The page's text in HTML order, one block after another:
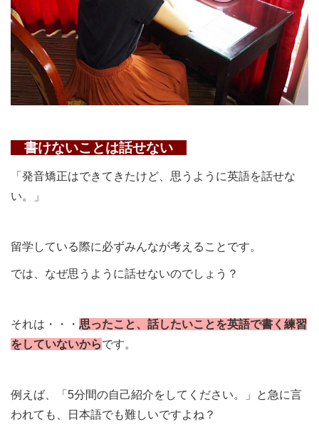
書けないことは話せない
「発音矯正はできてきたけど、思うように英語を話せな
い。」
留学している際に必ずみんなが考えることです。
では、なぜ思うように話せないのでしょう？
それは・・・ 思ったこと、話したいことを英語で書く練習
をしていないからです。
例えば、「5分間の自己紹介をしてください。」と急に言
われても、日本語でも難しいですよね？